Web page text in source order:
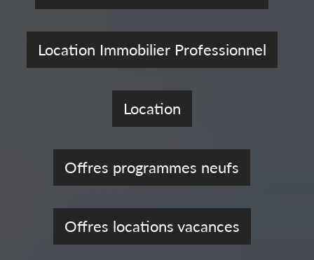
Location Immobilier Professionnel
Location
Offres programmes neufs
Offres locations vacances